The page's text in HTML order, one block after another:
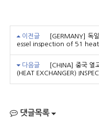
이전글
[GERMANY] 독
essel inspection of 51
다음글
[CHINA] 중국 열
(HEAT EXCHANGER)
댓글목록